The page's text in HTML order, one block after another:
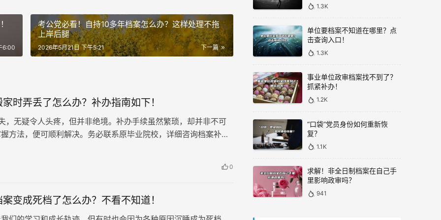
6:00
考公党必看！自持10多年档案怎么办？这样处理不拖
上岸后腿
下一篇
2026年5月21日 下午5:21
时弄丢了怎么办？补办指南如下！
无疑令人头疼，但并非绝境。补办手续虽然繁琐，却并非不可
方法，便可顺利解决。务必联系原毕业院校，详细咨询档案补办
0
变成死档了怎么办？不看不知道！
1.3K
单位要档案不知道在哪里？点
击查询入口！
1.3K
事业单位政审档案找不到了？
抓紧补办！
1.2K
“口袋”党员身份如何重新恢
复？
1.1K
求解！非全日制档案在自己手
里影响政审吗？
941